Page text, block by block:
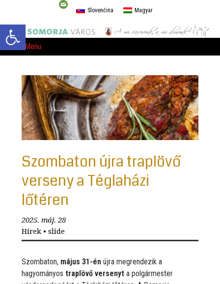
Eszköztár megnyitása
Slovenčina Magyar
Menu
Szombaton újra traplövő
verseny a Téglaházi
lőtéren
2025. máj. 28
Hírek • slide
Szombaton, május 31-én újra megrendezik a
hagyományos traplövő versenyt a polgármester